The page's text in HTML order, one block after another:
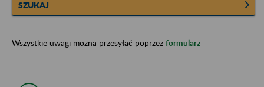
SZUKAJ
Wszystkie uwagi można przesyłać poprzez formularz